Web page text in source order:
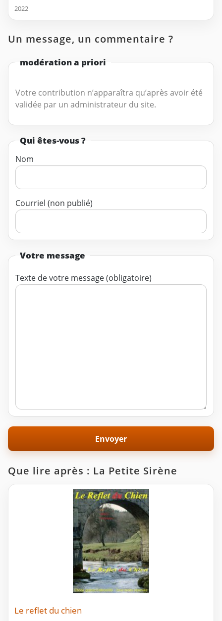
2022
Un message, un commentaire ?
modération a priori
Votre contribution n’apparaîtra qu’après avoir été
validée par un administrateur du site.
Qui êtes-vous ?
Nom
Courriel (non publié)
Votre message
Texte de votre message (obligatoire)
Que lire après : La Petite Sirène
Le reflet du chien